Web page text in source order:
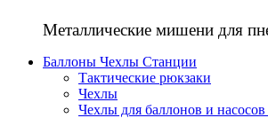
Металлические мишени для
Баллоны Чехлы Станции
Тактические рюкзаки
Чехлы
Чехлы для баллонов и